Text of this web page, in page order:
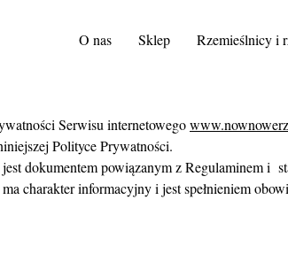
O nas Sklep Rzemieślnicy i
Serwisu internetowego
Polityce Prywatności.
dokumentem powiązanym z Regulaminem i
charakter informacyjny i jest spełnieniem